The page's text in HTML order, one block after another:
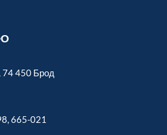
74 450 Брод
665-021